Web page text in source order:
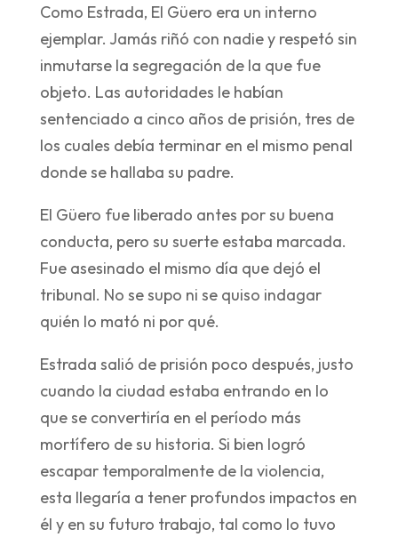
Como Estrada, El Güero era un interno
ejemplar. Jamás riñó con nadie y respetó sin
inmutarse la segregación de la que fue
objeto. Las autoridades le habían
sentenciado a cinco años de prisión, tres de
los cuales debía terminar en el mismo penal
donde se hallaba su padre.
El Güero fue liberado antes por su buena
conducta, pero su suerte estaba marcada.
Fue asesinado el mismo día que dejó el
tribunal. No se supo ni se quiso indagar
quién lo mató ni por qué.
Estrada salió de prisión poco después, justo
cuando la ciudad estaba entrando en lo
que se convertiría en el período más
mortífero de su historia. Si bien logró
escapar temporalmente de la violencia,
esta llegaría a tener profundos impactos en
él y en su futuro trabajo, tal como lo tuvo